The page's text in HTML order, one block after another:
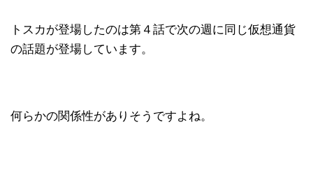
トスカが登場したのは第４話で次の週に同じ仮想通貨
の話題が登場しています。
何らかの関係性がありそうですよね。